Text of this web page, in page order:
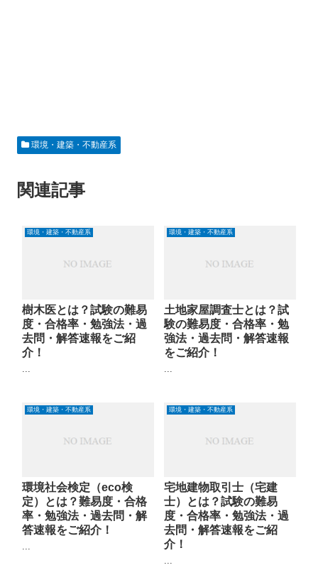
環境・建築・不動産系
関連記事
環境・建築・不動産系
樹木医とは？試験の難易
度・合格率・勉強法・過
去問・解答速報をご紹
介！
...
環境・建築・不動産系
土地家屋調査士とは？試
験の難易度・合格率・勉
強法・過去問・解答速報
をご紹介！
...
環境・建築・不動産系
環境社会検定（eco検
定）とは？難易度・合格
率・勉強法・過去問・解
答速報をご紹介！
...
環境・建築・不動産系
宅地建物取引士（宅建
士）とは？試験の難易
度・合格率・勉強法・過
去問・解答速報をご紹
介！
...